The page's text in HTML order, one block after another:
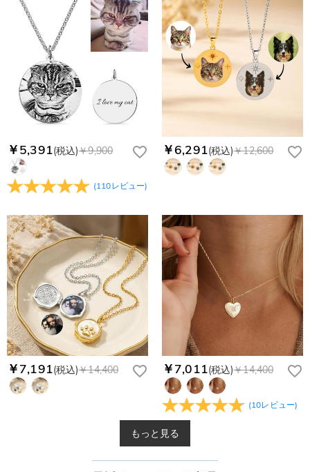
￥5,391(税込)￥9,900
(110レビュー)
￥6,291(税込)￥12,600
￥7,191(税込)￥14,400 ￥7,011(税込)￥14,400
(10レビュー)
もっと見る